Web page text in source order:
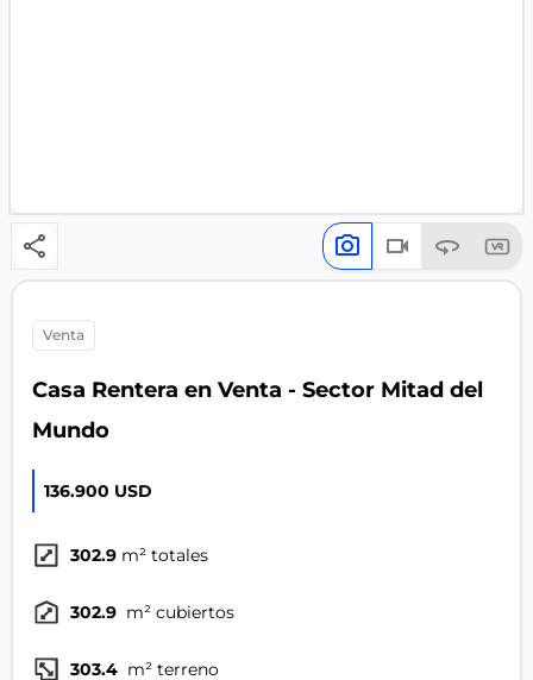
venta
Casa Rentera en Venta - Sector Mitad del
Mundo
136.900 USD
302.9 m² totales
302.9 m² cubiertos
303.4 m² terreno